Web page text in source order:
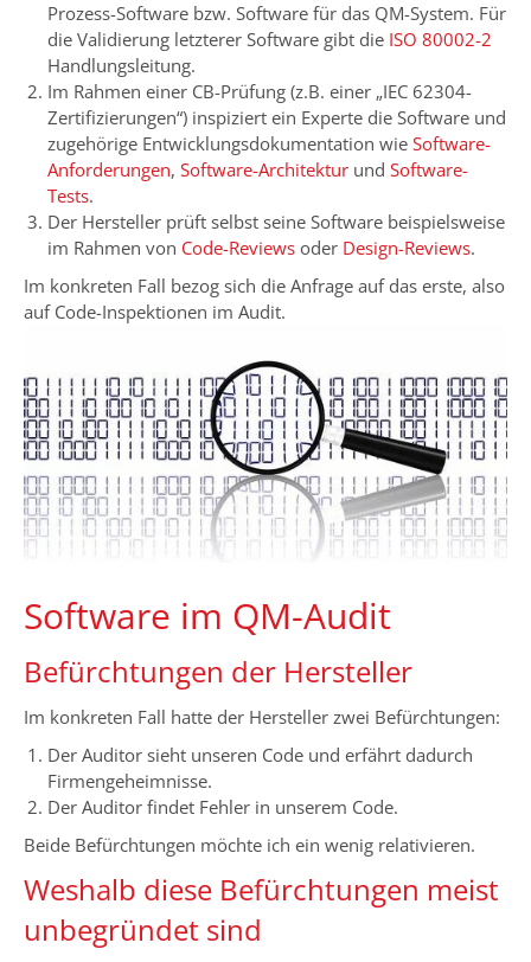
Prozess-Software bzw. Software für das QM-System. Für
die Validierung letzterer Software gibt die ISO 80002-2
Handlungsleitung.
Im Rahmen einer CB-Prüfung (z.B. einer „IEC 62304-
Zertifizierungen“) inspiziert ein Experte die Software und
zugehörige Entwicklungsdokumentation wie Software-
Anforderungen, Software-Architektur und Software-
Tests.
Der Hersteller prüft selbst seine Software beispielsweise
im Rahmen von Code-Reviews oder Design-Reviews.
Im konkreten Fall bezog sich die Anfrage auf das erste, also
auf Code-Inspektionen im Audit.
Software im QM-Audit
Befürchtungen der Hersteller
Im konkreten Fall hatte der Hersteller zwei Befürchtungen:
Der Auditor sieht unseren Code und erfährt dadurch
Firmengeheimnisse.
Der Auditor findet Fehler in unserem Code.
Beide Befürchtungen möchte ich ein wenig relativieren.
Weshalb diese Befürchtungen meist
unbegründet sind